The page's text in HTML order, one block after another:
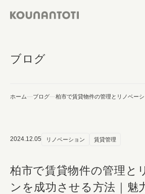
ブログ
ホーム ブログ 柏市で賃貸物件の管理とリノベー
2024.12.05 リノベーション 賃貸管理
柏市で賃貸物件の管理と
ンを成功させる方法｜魅